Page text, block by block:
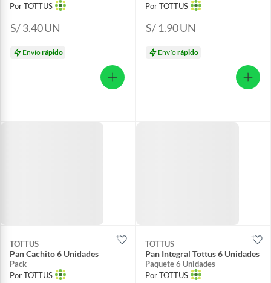
Por TOTTUS
S/ 3.40UN
Envíorápido
Por TOTTUS
S/ 1.90UN
Envíorápido
TOTTUS
Pan Cachito 6 Unidades
Pack
Por TOTTUS
TOTTUS
Pan Integral Tottus 6 Unidades
Paquete 6 Unidades
Por TOTTUS